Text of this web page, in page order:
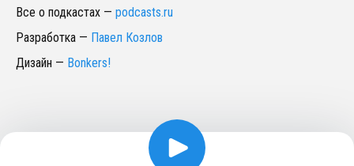
Все о подкастах — podcasts.ru
Разработка — Павел Козлов
Дизайн — Bonkers!